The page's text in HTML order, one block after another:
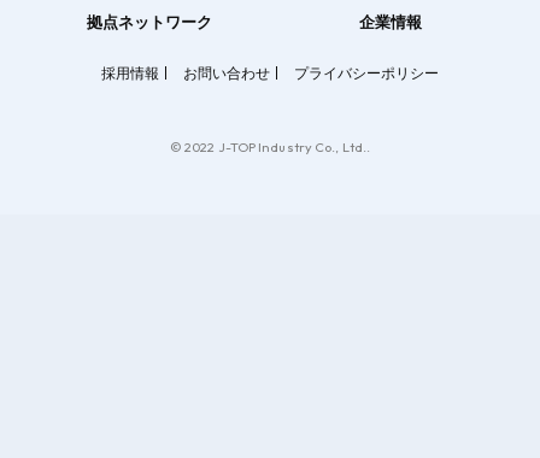
拠点ネットワーク
企業情報
採用情報 お問い合わせ プライバシーポリシー
© 2022 J-TOP Industry Co., Ltd..